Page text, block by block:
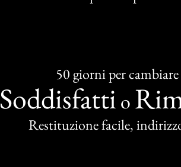
50 giorni per cambiare
Soddisfatti o
Restituzione facile,